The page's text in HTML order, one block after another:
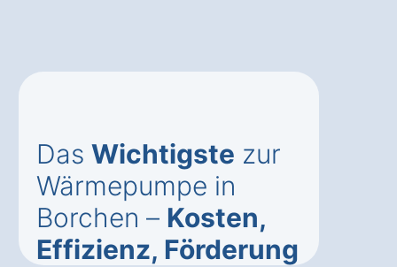
Das Wichtigste zur
Wärmepumpe in
Borchen – Kosten,
Effizienz, Förderung